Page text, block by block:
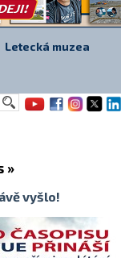
»
vyšlo!
Letecká muzea